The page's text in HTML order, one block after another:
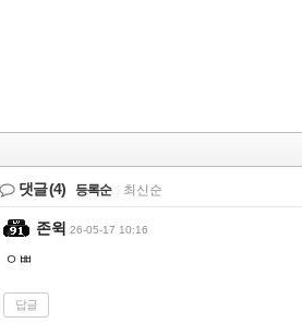
댓글(4) 등록순 최신순
존윅 26-05-17 10:16
ㅇㅃ
답글